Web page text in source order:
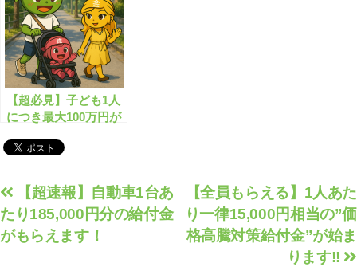
【超必見】子ども1人
につき最大100万円が
投
稿
ナ
【全員もらえる】1人あた
り一律15,000円相当の”価
格高騰対策給付金”が始ま
ります!!
【超速報】自動車1台あ
たり185,000円分の給付金
がもらえます！